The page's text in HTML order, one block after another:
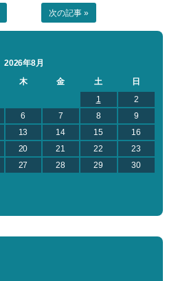
次の記事 »
2026年8月
木 金 土
日
1
2
6 7 8
9
13 14 15
16
20 21 22
23
27 28 29
30